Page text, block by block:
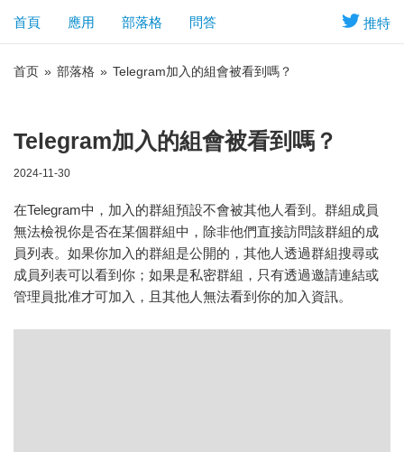
推特
首頁 應用 部落格 問答
首页 » 部落格 » Telegram加入的組會被看到嗎？
Telegram加入的組會被看到嗎？
2024-11-30
在Telegram中，加入的群組預設不會被其他人看到。群組成員
無法檢視你是否在某個群組中，除非他們直接訪問該群組的成
員列表。如果你加入的群組是公開的，其他人透過群組搜尋或
成員列表可以看到你；如果是私密群組，只有透過邀請連結或
管理員批准才可加入，且其他人無法看到你的加入資訊。